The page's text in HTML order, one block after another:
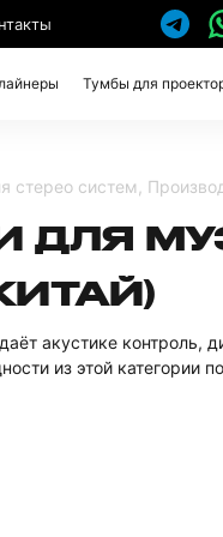
Тумбы для
стерео систем,
ДЛЯ
акустике контроль,
из этой категории